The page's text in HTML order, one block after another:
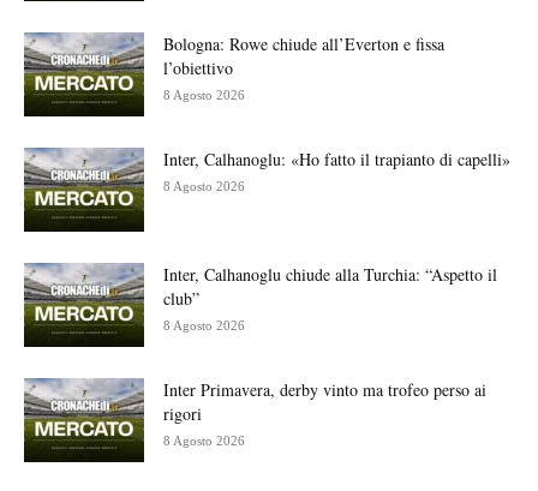
Bologna: Rowe chiude all’Everton e fissa
l’obiettivo
8 Agosto 2026
Inter, Calhanoglu: «Ho fatto il trapianto di capelli»
8 Agosto 2026
Inter, Calhanoglu chiude alla Turchia: “Aspetto il
club”
8 Agosto 2026
Inter Primavera, derby vinto ma trofeo perso ai
rigori
8 Agosto 2026